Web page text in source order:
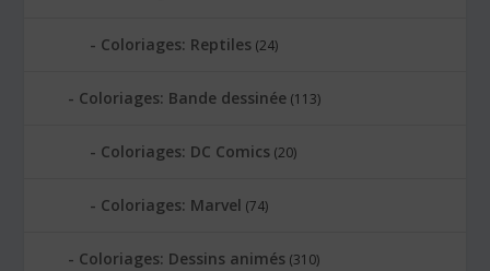
Coloriages: Reptiles (24)
Coloriages: Bande dessinée (113)
Coloriages: DC Comics (20)
Coloriages: Marvel (74)
Coloriages: Dessins animés (310)